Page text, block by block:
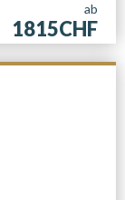
ab
1815CHF